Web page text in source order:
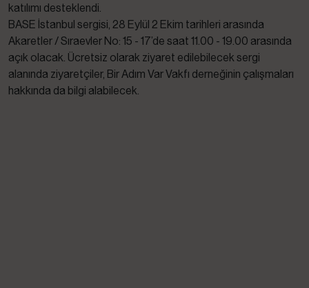
katılımı desteklendi.
BASE İstanbul sergisi, 28 Eylül 2 Ekim tarihleri arasında
Akaretler / Sıraevler No: 15 - 17’de saat 11.00 - 19.00 arasında
açık olacak. Ücretsiz olarak ziyaret edilebilecek sergi
alanında ziyaretçiler, Bir Adım Var Vakfı derneğinin çalışmaları
hakkında da bilgi alabilecek.